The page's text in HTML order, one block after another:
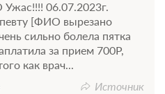
06.07.2023г.
[ФИО вырезано
сильно болела пятка
за прием 700Р,
как врач...
Источник